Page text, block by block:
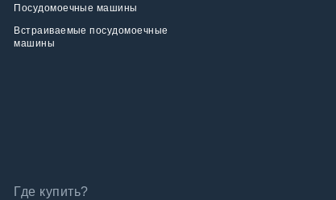
Посудомоечные машины
Встраиваемые посудомоечные
машины
Где купить?